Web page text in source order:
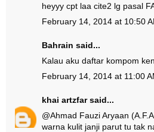
heyyy cpt laa cite2 lg pasal
February 14, 2014 at 10:50
Bahrain said...
Kalau aku daftar kompom
February 14, 2014 at 11:00
khai artzfarsaid...
@Ahmad Fauzi Aryaan
warna kulit janji parut tu tak